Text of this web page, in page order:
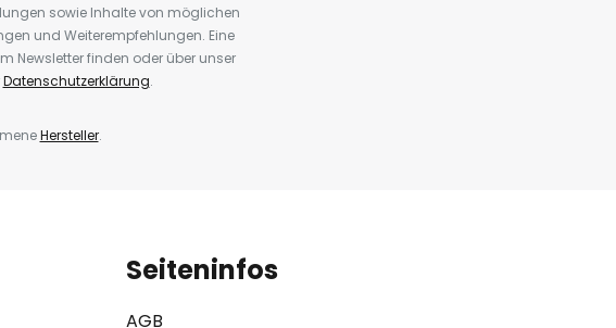
sowie Inhalte von möglichen
und Weiterempfehlungen. Eine
Newsletter finden oder über unser
Datenschutzerklärung.
Hersteller.
Seiteninfos
AGB